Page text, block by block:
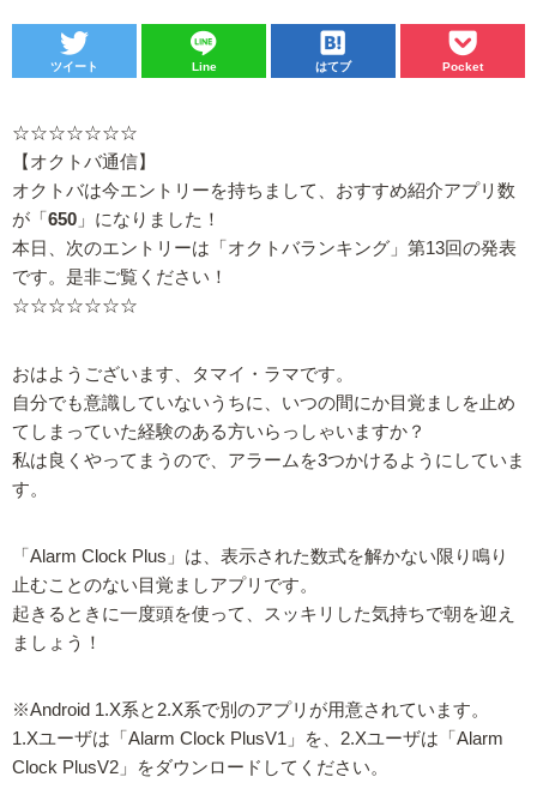
ツイート Line はてブ Pocket
☆☆☆☆☆☆☆
【オクトバ通信】
オクトバは今エントリーを持ちまして、おすすめ紹介アプリ数
が「 650 」になりました！
本日、次のエントリーは「オクトバランキング」第13回の発表
です。是非ご覧ください！
☆☆☆☆☆☆☆
おはようございます、タマイ・ラマです。
自分でも意識していないうちに、いつの間にか目覚ましを止め
てしまっていた経験のある方いらっしゃいますか？
私は良くやってまうので、アラームを3つかけるようにしていま
す。
「Alarm Clock Plus」は、表示された数式を解かない限り鳴り
止むことのない目覚ましアプリです。
起きるときに一度頭を使って、スッキリした気持ちで朝を迎え
ましょう！
※Android 1.X系と2.X系で別のアプリが用意されています。
1.Xユーザは「Alarm Clock PlusV1」を、2.Xユーザは「Alarm
Clock PlusV2」をダウンロードしてください。